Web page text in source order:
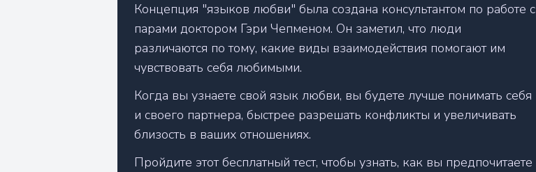
Концепция "языков любви" была создана консультантом по работе с
парами доктором Гэри Чепменом. Он заметил, что люди
различаются по тому, какие виды взаимодействия помогают им
чувствовать себя любимыми.
Когда вы узнаете свой язык любви, вы будете лучше понимать себя
и своего партнера, быстрее разрешать конфликты и увеличивать
близость в ваших отношениях.
Пройдите этот бесплатный тест, чтобы узнать, как вы предпочитаете